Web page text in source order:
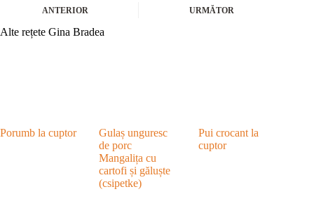
ANTERIOR URMĂTOR
Alte rețete Gina Bradea
Porumb la cuptor
Gulaș unguresc
de porc
Mangalița cu
cartofi și găluște
(csipetke)
Pui crocant la
cuptor